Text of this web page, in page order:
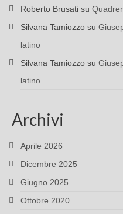
Roberto Brusati su
Silvana Tamiozzo su
latino
Silvana Tamiozzo su
latino
Archivi
Aprile 2026
Dicembre 2025
Giugno 2025
Ottobre 2020